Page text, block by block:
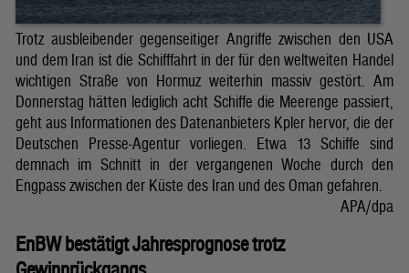
Trotz ausbleibender gegenseitiger Angriffe zwischen den USA
und dem Iran ist die Schifffahrt in der für den weltweiten Handel
wichtigen Straße von Hormuz weiterhin massiv gestört. Am
Donnerstag hätten lediglich acht Schiffe die Meerenge passiert,
geht aus Informationen des Datenanbieters Kpler hervor, die der
Deutschen Presse-Agentur vorliegen. Etwa 13 Schiffe sind
demnach im Schnitt in der vergangenen Woche durch den
Engpass zwischen der Küste des Iran und des Oman gefahren.
APA/dpa
EnBW bestätigt Jahresprognose trotz